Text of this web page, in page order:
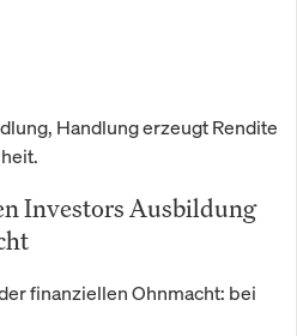
Handlung erzeugt Rendite
Investors Ausbildung
finanziellen Ohnmacht: bei